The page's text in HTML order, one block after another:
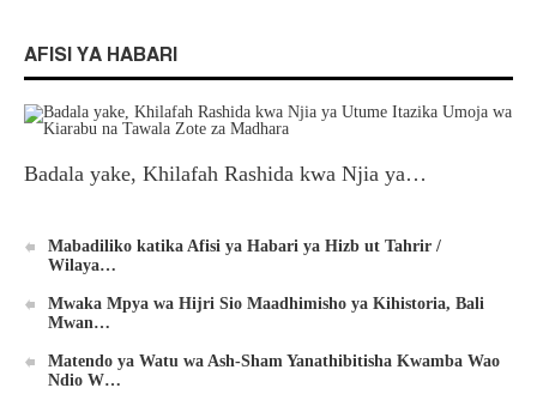
AFISI YA HABARI
Badala yake, Khilafah Rashida kwa Njia ya…
Mabadiliko katika Afisi ya Habari ya Hizb ut Tahrir /
Wilaya…
Mwaka Mpya wa Hijri Sio Maadhimisho ya Kihistoria, Bali
Mwan…
Matendo ya Watu wa Ash-Sham Yanathibitisha Kwamba Wao
Ndio W…